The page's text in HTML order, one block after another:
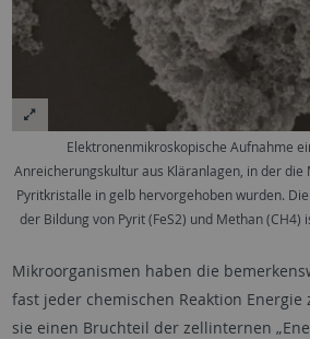
Elektronenmikroskopische Aufnahme
Anreicherungskultur aus Kläranlagen, in der
Pyritkristalle in gelb hervorgehoben wurden.
der Bildung von Pyrit (FeS2) und Methan
Mikroorganismen haben die
fast jeder chemischen Reaktion Energie
sie einen Bruchteil der zellinternen